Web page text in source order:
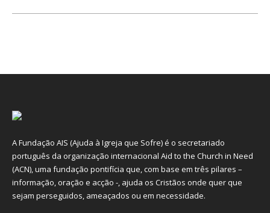
A Fundação AIS (Ajuda à Igreja que Sofre) é o secretariado
português da organização internacional Aid to the Church in Need
(ACN), uma fundação pontifícia que, com base em três pilares –
informação, oração e acção -, ajuda os Cristãos onde quer que
sejam perseguidos, ameaçados ou em necessidade.